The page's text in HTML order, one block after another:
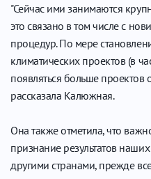
"Сейчас ими занимаются
это связано в том числе с
процедур. По мере
климатических проектов (в
появляться больше проектов
рассказала Калюжная.
Она также отметила, что
признание результатов
другими странами, прежде